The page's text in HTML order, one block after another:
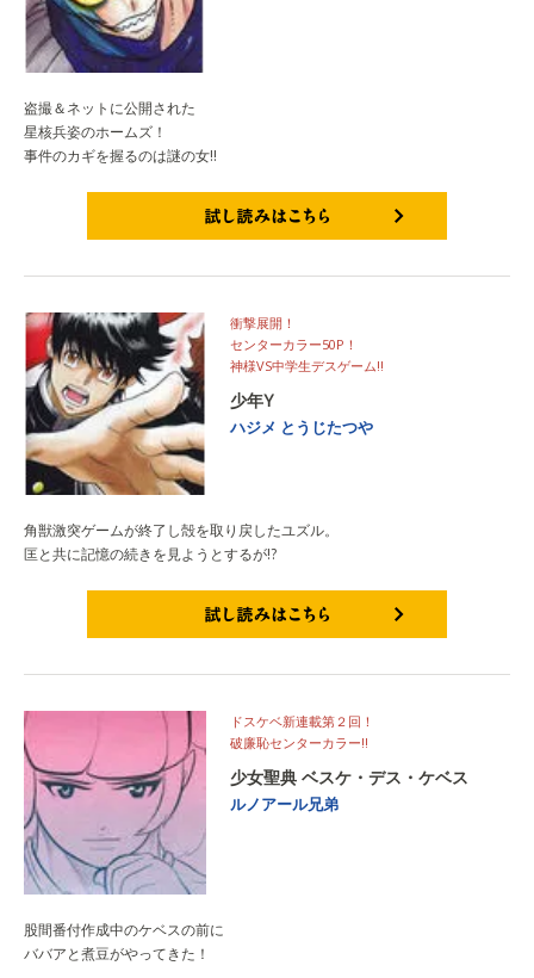
盗撮＆ネットに公開された
星核兵姿のホームズ！
事件のカギを握るのは謎の女!!
衝撃展開！
センターカラー50P！
神様VS中学生デスゲーム!!
少年Y
ハジメ とうじたつや
角獣激突ゲームが終了し殻を取り戻したユズル。
匡と共に記憶の続きを見ようとするが!?
ドスケベ新連載第２回！
破廉恥センターカラー!!
少女聖典 ベスケ・デス・ケベス
ルノアール兄弟
股間番付作成中のケベスの前に
ババアと煮豆がやってきた！